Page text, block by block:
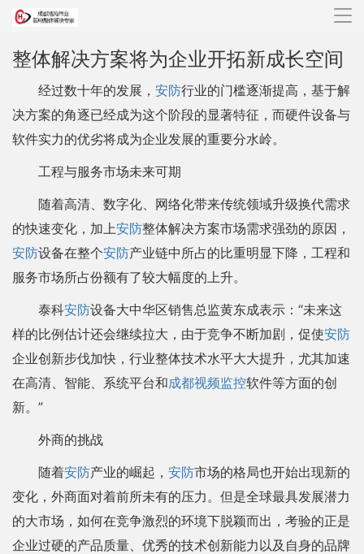
导
整体解决方案将为企业开拓新成长空间
经过数十年的发展， 安防行业的门槛逐渐提高，基于解
决方案的角逐已经成为这个阶段的显著特征，而硬件设备与
软件实力的优劣将成为企业发展的重要分水岭。
工程与服务市场未来可期
随着高清、数字化、网络化带来传统领域升级换代需求
的快速变化，加上安防整体解决方案市场需求强劲的原因，
安防设备在整个安防产业链中所占的比重明显下降，工程和
服务市场所占份额有了较大幅度的上升。
泰科安防设备大中华区销售总监黄东成表示：“未来这
样的比例估计还会继续拉大，由于竞争不断加剧，促使安防
企业创新步伐加快，行业整体技术水平大大提升，尤其加速
在高清、智能、系统平台和成都视频监控软件等方面的创
新。”
外商的挑战
随着安防产业的崛起， 安防市场的格局也开始出现新的
变化，外商面对着前所未有的压力。但是全球最具发展潜力
的大市场，如何在竞争激烈的环境下脱颖而出，考验的正是
企业过硬的产品质量、优秀的技术创新能力以及自身的品牌